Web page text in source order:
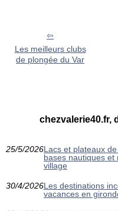
Les meilleurs clubs
de plongée du Var
chezvalerie40.fr,
25/5/2026Lacs et plateaux
bases nautiques et
village
30/4/2026Les destinations
vacances en